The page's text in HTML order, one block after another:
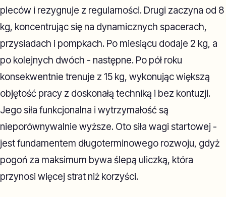
pleców i rezygnuje z regularności. Drugi zaczyna od 8
kg, koncentrując się na dynamicznych spacerach,
przysiadach i pompkach. Po miesiącu dodaje 2 kg, a
po kolejnych dwóch - następne. Po pół roku
konsekwentnie trenuje z 15 kg, wykonując większą
objętość pracy z doskonałą techniką i bez kontuzji.
Jego siła funkcjonalna i wytrzymałość są
nieporównywalnie wyższe. Oto siła wagi startowej -
jest fundamentem długoterminowego rozwoju, gdyż
pogoń za maksimum bywa ślepą uliczką, która
przynosi więcej strat niż korzyści.